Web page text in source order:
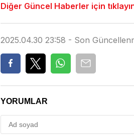
Diğer Güncel Haberler için
2025.04.30 23:58 - Son
YORUMLAR